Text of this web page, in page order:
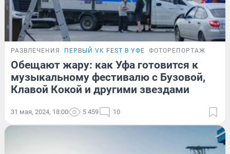
РАЗВЛЕЧЕНИЯ ПЕРВЫЙ VK FEST В УФЕ ФОТОРЕПОРТАЖ
Обещают жару: как Уфа готовится к
музыкальному фестивалю с Бузовой,
Клавой Кокой и другими звездами
31 мая, 2024, 18:00 5 459 10